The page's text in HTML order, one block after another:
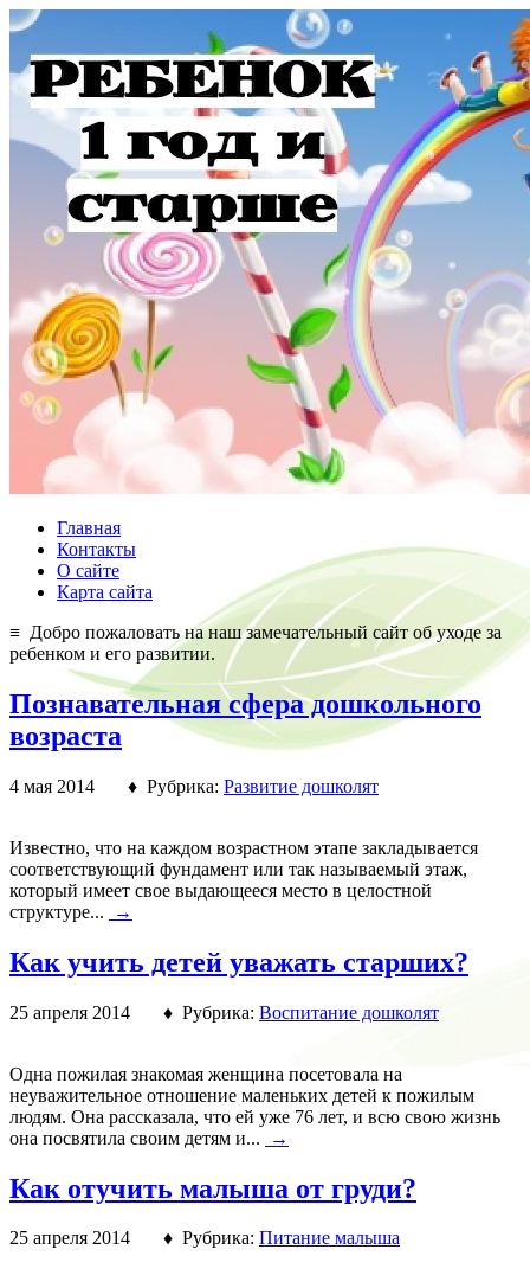
Главная
Контакты
О сайте
Карта сайта
≡ Добро пожаловать на наш замечательный сайт об уходе за
ребенком и его развитии.
Познавательная сфера дошкольного
возраста
4 мая 2014 ♦ Рубрика: Развитие дошколят
Известно, что на каждом возрастном этапе закладывается
соответствующий фундамент или так называемый этаж,
который имеет свое выдающееся место в целостной
структуре...
→
Как учить детей уважать старших?
25 апреля 2014 ♦ Рубрика: Воспитание дошколят
Одна пожилая знакомая женщина посетовала на
неуважительное отношение маленьких детей к пожилым
людям. Она рассказала, что ей уже 76 лет, и всю свою жизнь
она посвятила своим детям и...
→
Как отучить малыша от груди?
25 апреля 2014 ♦ Рубрика: Питание малыша